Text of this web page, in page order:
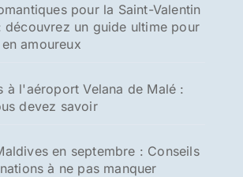
pour la Saint-Valentin
découvrez un guide ultime pour
amoureux
à l'aéroport Velana de Malé :
devez savoir
en septembre : Conseils
à ne pas manquer